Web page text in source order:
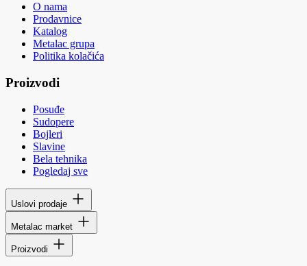
O nama
Prodavnice
Katalog
Metalac grupa
Politika kolačića
Proizvodi
Posuđe
Sudopere
Bojleri
Slavine
Bela tehnika
Pogledaj sve
Uslovi prodaje
Metalac market
Proizvodi